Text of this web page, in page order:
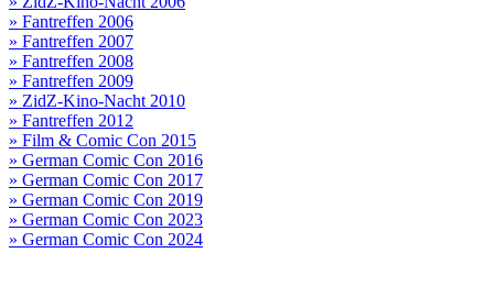
» Fantreffen 2006
» Fantreffen 2007
» Fantreffen 2008
» Fantreffen 2009
» ZidZ-Kino-Nacht 2010
» Fantreffen 2012
» Film & Comic Con 2015
» German Comic Con 2016
» German Comic Con 2017
» German Comic Con 2019
» German Comic Con 2023
» German Comic Con 2024